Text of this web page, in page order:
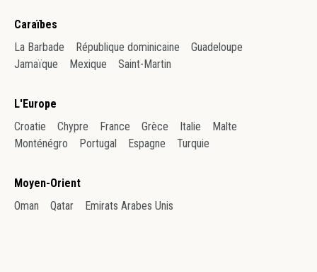
Caraïbes
La Barbade
République dominicaine
Guadeloupe
Jamaïque
Mexique Saint-Martin
L'Europe
Croatie
Chypre France Grèce Italie
Malte
Monténégro
Portugal Espagne Turquie
Moyen-Orient
Oman
Qatar Emirats Arabes Unis